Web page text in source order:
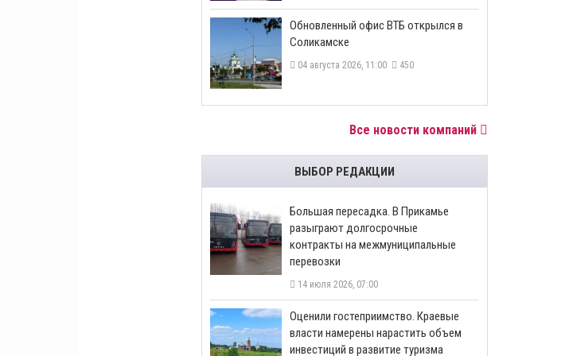
​Обновленный офис ВТБ открылся в
Соликамске
04 августа 2026, 11:00 450
Все новости компаний
ВЫБОР РЕДАКЦИИ
Большая пересадка. В Прикамье
разыграют долгосрочные
контракты на межмуниципальные
перевозки
14 июля 2026, 07:00
Оценили гостеприимство. Краевые
власти намерены нарастить объем
инвестиций в развитие туризма